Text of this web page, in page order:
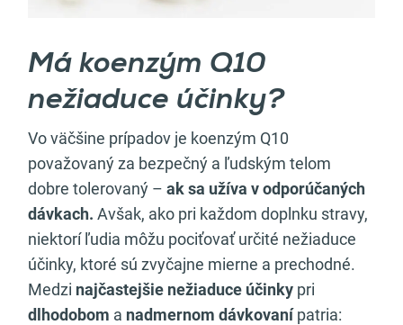
Má koenzým Q10
nežiaduce účinky?
Vo väčšine prípadov je koenzým Q10
považovaný za bezpečný a ľudským telom
dobre tolerovaný – ak sa užíva v odporúčaných
dávkach. Avšak, ako pri každom doplnku stravy,
niektorí ľudia môžu pociťovať určité nežiaduce
účinky, ktoré sú zvyčajne mierne a prechodné.
Medzi najčastejšie nežiaduce účinky pri
dlhodobom a nadmernom dávkovanípatria: